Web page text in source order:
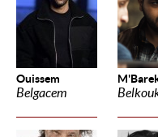
Ouissem
Belgacem